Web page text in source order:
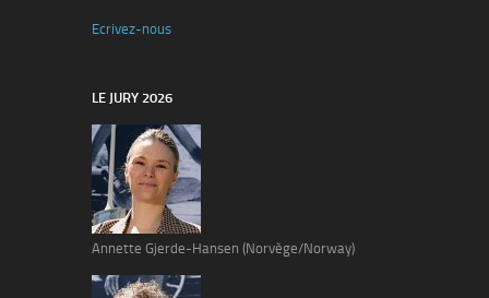
Ecrivez-nous
LE JURY 2026
Annette Gjerde-Hansen (Norvège/Norway)